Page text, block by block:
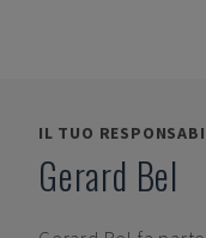
IL TUO
Gerard Bel